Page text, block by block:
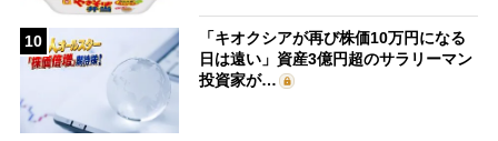
10
「キオクシアが再び株価10万円になる
日は遠い」資産3億円超のサラリーマン
投資家が…